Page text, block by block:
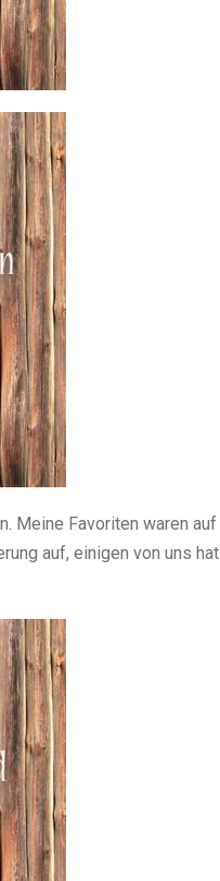
Meine Favoriten waren auf
auf, einigen von uns hat